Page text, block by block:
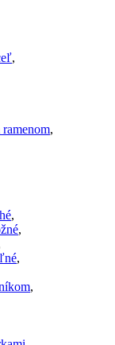
,
,
,
,
,
,